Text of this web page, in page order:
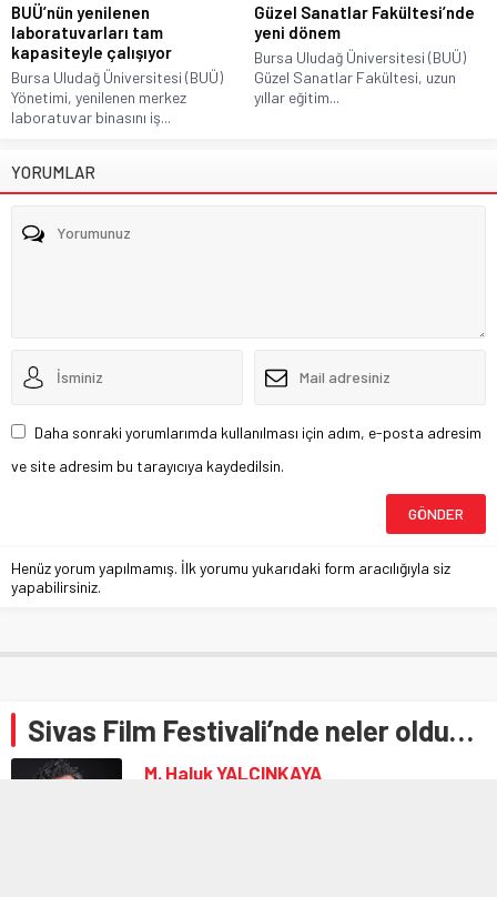
BUÜ’nün yenilenen
laboratuvarları tam
kapasiteyle çalışıyor
Bursa Uludağ Üniversitesi (BUÜ)
Yönetimi, yenilenen merkez
laboratuvar binasını iş...
Güzel Sanatlar Fakültesi’nde
yeni dönem
Bursa Uludağ Üniversitesi (BUÜ)
Güzel Sanatlar Fakültesi, uzun
yıllar eğitim...
YORUMLAR
Daha sonraki yorumlarımda kullanılması için adım, e-posta adresim
ve site adresim bu tarayıcıya kaydedilsin.
Henüz yorum yapılmamış. İlk yorumu yukarıdaki form aracılığıyla siz
yapabilirsiniz.
Sivas Film Festivali’nde neler oldu…
M. Haluk YALÇINKAYA